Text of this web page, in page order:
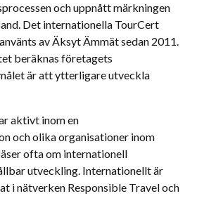
och uppnått märkningen
Det internationella TourCert
av Äksyt Ämmät sedan 2011.
beräknas företagets
är att ytterligare utveckla
aktivt inom en
och olika organisationer inom
ofta om internationell
utveckling. Internationellt är
i nätverken Responsible Travel och